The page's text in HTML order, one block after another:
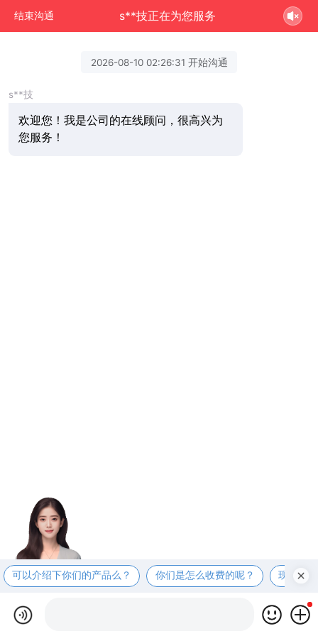
结束沟通 s**技正在为您服务
2026-08-10 02:26:31 开始沟通
s**技
欢迎您！我是公司的在线顾问，很高兴为
您服务！
可以介绍下你们的产品么？ 你们是怎么收费的呢？ 现在有